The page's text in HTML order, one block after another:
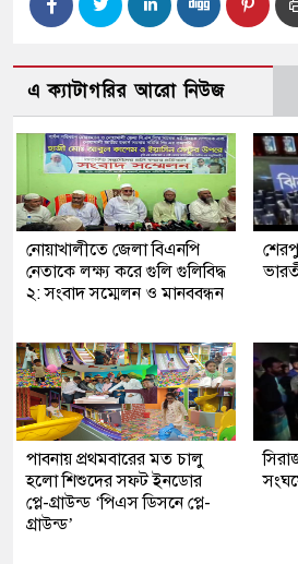
এ ক্যাটাগরির আরো নিউজ
নোয়াখালীতে জেলা বিএনপি
নেতাকে লক্ষ্য করে গুলি গুলিবিদ্ধ
২: সংবাদ সম্মেলন ও মানববন্ধন
পাবনায় প্রথমবারের মত চালু
হলো শিশুদের সফট ইনডোর
প্লে-গ্রাউন্ড ‘পিএস ডিসনে প্লে-
গ্রাউন্ড’